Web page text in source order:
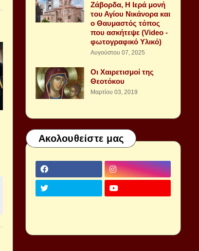
Ζάβορδα, Η Ιερά μονή
του Αγίου Νικάνορα και
ο Θαυμαστός τόπος
που ασκήτεψε (Video -
φωτογραφικό Υλικό)
Αυγούστου 07, 2025
Οι Χαιρετισμοί της
Θεοτόκου
Μαρτίου 03, 2019
Ακολουθείστε μας